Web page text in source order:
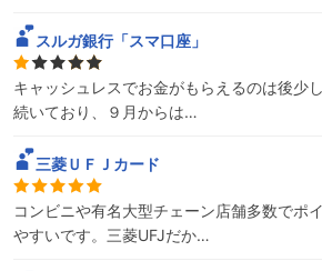
スルガ銀行「スマ口座」
キャッシュレスでお金がもらえるのは後少
続いており、９月からは…
三菱ＵＦＪカード
コンビニや有名大型チェーン店舗多数でポ
やすいです。三菱UFJだか…